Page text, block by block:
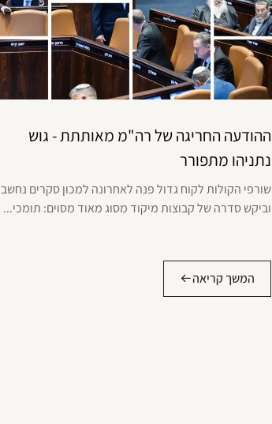
ההודעה החריגה של רה"מ מאותתת - גוש
נתניהו מתפורר
שורפי הקולות לקוח גדול פנה לאחרונה למכון סקרים נחשב
וביקש סדרה של קבוצות מיקוד מסוג מאוד מסוים: תומכי...
המשך קריאה